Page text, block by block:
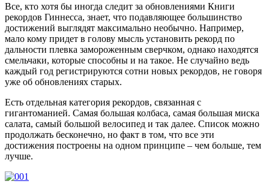
Все, кто хотя бы иногда следит за обновлениями Книги
рекордов Гиннесса, знает, что подавляющее большинство
достижений выглядят максимально необычно. Например,
мало кому придет в голову мысль установить рекорд по
дальности плевка замороженным сверчком, однако находятся
смельчаки, которые способны и на такое. Не случайно ведь
каждый год регистрируются сотни новых рекордов, не говоря
уже об обновлениях старых.
Есть отдельная категория рекордов, связанная с
гигантоманией. Самая большая колбаса, самая большая миска
салата, самый большой велосипед и так далее. Список можно
продолжать бесконечно, но факт в том, что все эти
достижения построены на одном принципе – чем больше, тем
лучше.